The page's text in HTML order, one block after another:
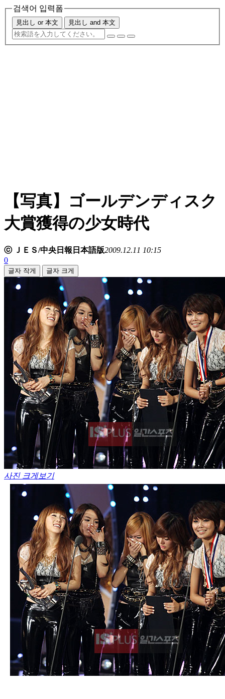
검색어 입력폼
見出し or 本文 見出し and 本文
【写真】ゴールデンディスク
大賞獲得の少女時代
ⓒ ＪＥＳ/中央日報日本語版2009.12.11 10:15
0
글자 작게 글자 크게
사진 크게보기